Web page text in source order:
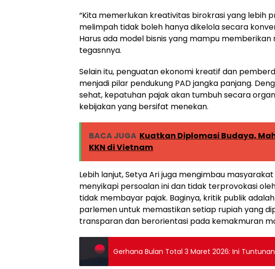
“Kita memerlukan kreativitas birokrasi yang lebih
melimpah tidak boleh hanya dikelola secara
Harus ada model bisnis yang mampu
tegasnnya.
Selain itu, penguatan ekonomi kreatif dan
menjadi pilar pendukung PAD jangka panjang.
sehat, kepatuhan pajak akan tumbuh secara
kebijakan yang bersifat menekan.
BACA JUGA Kuatkan Diplomasi Budaya,
KKN di Vietnam
Lebih lanjut, Setya Ari juga mengimbau
menyikapi persoalan ini dan tidak terprovokasi
tidak membayar pajak. Baginya, kritik publik
parlemen untuk memastikan setiap rupiah yang
transparan dan berorientasi pada kemakmuran
Gerhana Bulan Total 3 Maret 2026: Ini